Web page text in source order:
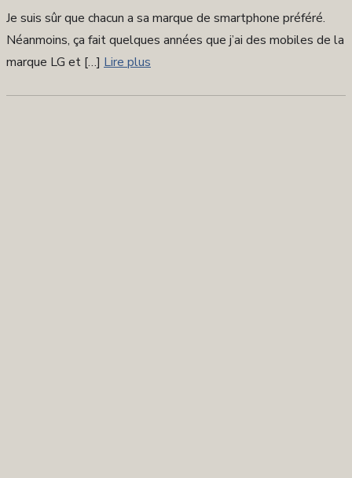
Je suis sûr que chacun a sa marque de smartphone préféré.
Néanmoins, ça fait quelques années que j’ai des mobiles de la
marque LG et […] Lire plus